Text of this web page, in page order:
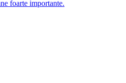
foarte importante.